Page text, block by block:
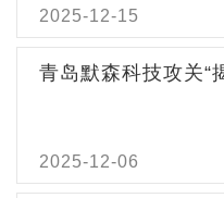
2025-12-15
青岛默森科技攻关“
2025-12-06